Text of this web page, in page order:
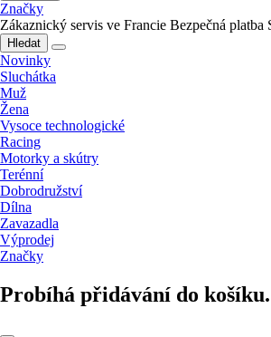
Značky
Zákaznický servis ve Francie Bezpečná platba
Hledat
Novinky
Sluchátka
Muž
Žena
Vysoce technologické
Racing
Motorky a skútry
Terénní
Dobrodružství
Dílna
Zavazadla
Výprodej
Značky
Probíhá přidávání do